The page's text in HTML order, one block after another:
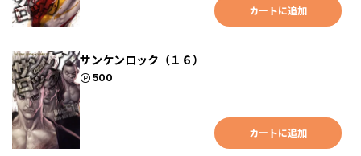
カートに追加
サンケンロック（１６）
500
ポイント
カートに追加